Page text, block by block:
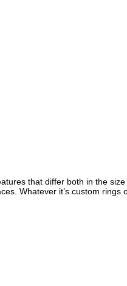
that differ both in the
Whatever it’s custom